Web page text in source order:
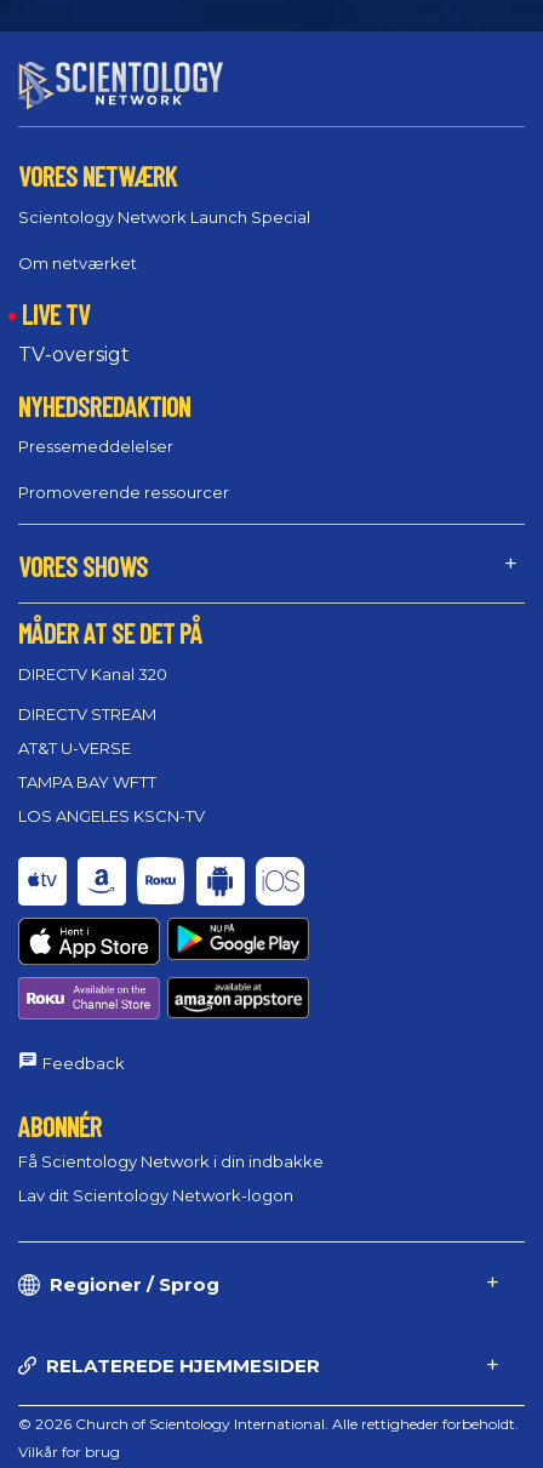
VORES NETWÆRK
Scientology Network Launch Special
Om netværket
LIVE TV
TV-oversigt
NYHEDSREDAKTION
Pressemeddelelser
Promoverende ressourcer
VORES SHOWS
MÅDER AT SE DET PÅ
DIRECTV Kanal 320
DIRECTV STREAM
AT&T U-VERSE
TAMPA BAY WFTT
LOS ANGELES KSCN-TV
Feedback
ABONNÉR
Få Scientology Network i din indbakke
Lav dit Scientology Network-logon
Regioner / Sprog
RELATEREDE HJEMMESIDER
© 2026 Church of Scientology International. Alle rettigheder forbeholdt.
Vilkår for brug